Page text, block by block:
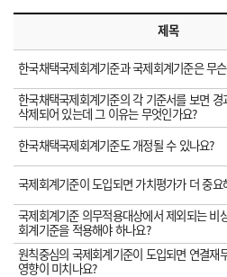
제목
한국채택국제회계기준과 국제회계기준은 무
한국채택국제회계기준의 각 기준서를 보면 경
삭제되어 있는데 그 이유는 무엇인가요?
한국채택국제회계기준도 개정될 수 있나요?
국제회계기준이 도입되면 가치평가가 더 중요
국제회계기준 의무적용대상에서 제외되는 비
회계기준을 적용해야 하나요?
원칙중심의 국제회계기준이 도입되면 연결재
영향이 미치나요?